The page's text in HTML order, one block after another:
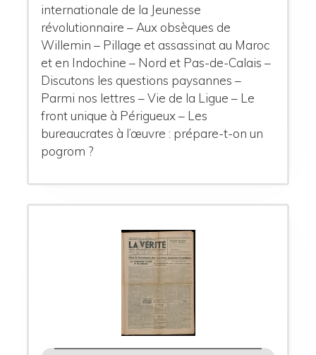
internationale de la Jeunesse
révolutionnaire – Aux obsèques de
Willemin – Pillage et assassinat au Maroc
et en Indochine – Nord et Pas-de-Calais –
Discutons les questions paysannes –
Parmi nos lettres – Vie de la Ligue – Le
front unique à Périgueux – Les
bureaucrates à l’œuvre : prépare-t-on un
pogrom ?